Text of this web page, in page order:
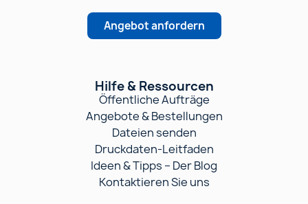
Angebot anfordern
Hilfe & Ressourcen
Öffentliche Aufträge
Angebote & Bestellungen
Dateien senden
Druckdaten-Leitfaden
Ideen & Tipps – Der Blog
Kontaktieren Sie uns